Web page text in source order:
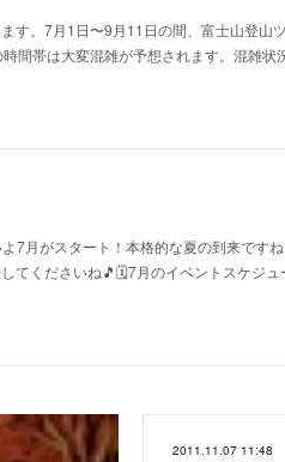
す。7月1日〜9月11日の間、富士山登山
間帯は大変混雑が予想されます。混雑
7月がスタート！本格的な夏の到来です
してくださいね🎵🗓️7月のイベントスケ
2011.11.07 11:48